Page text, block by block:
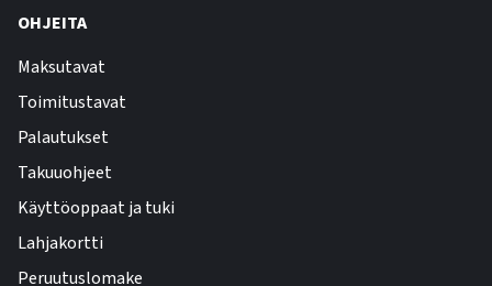
OHJEITA
Maksutavat
Toimitustavat
Palautukset
Takuuohjeet
Käyttöoppaat ja tuki
Lahjakortti
Peruutuslomake